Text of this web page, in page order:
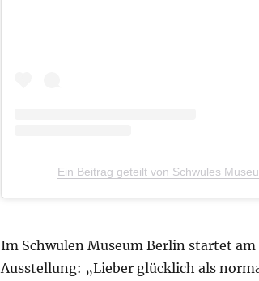
Ein Beitrag geteilt von Schwules
Im Schwulen Museum Berlin startet
Ausstellung: „Lieber glücklich als